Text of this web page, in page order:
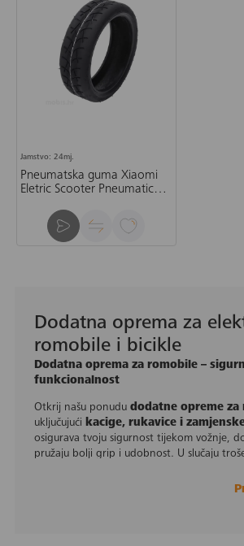
Jamstvo: 24mj.
Pneumatska guma Xiaomi
Eletric Scooter Pneumatic
Dodatna oprema za
romobile i bicikle
Dodatna oprema za romobile –
funkcionalnost
Otkrij našu ponudu dodatne opreme za
uključujući kacige, rukavice i
osigurava tvoju sigurnost tijekom vožnje,
pružaju bolji grip i udobnost. U slučaju